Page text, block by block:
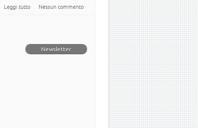
Leggi tutto su Newsletter italiana numero 32
Nessun commento
Newsletter